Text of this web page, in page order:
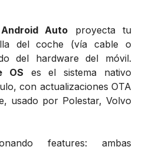
Android Auto proyecta tu
del coche (vía cable o
del hardware del móvil.
OS es el sistema nativo
con actualizaciones OTA
usado por Polestar, Volvo
features: ambas